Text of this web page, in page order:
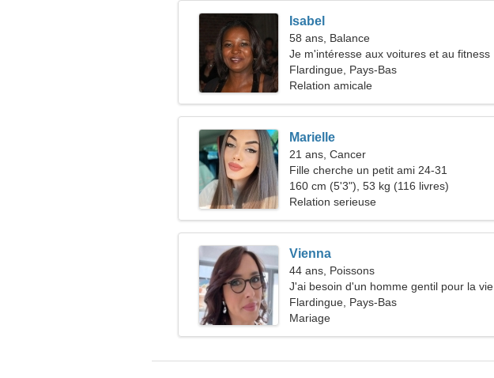
Isabel
58 ans, Balance
Je m'intéresse aux voitures et au fitness
Flardingue, Pays-Bas
Relation amicale
Marielle
21 ans, Cancer
Fille cherche un petit ami 24-31
160 cm (5'3"), 53 kg (116 livres)
Relation serieuse
Vienna
44 ans, Poissons
J'ai besoin d'un homme gentil pour la vie
Flardingue, Pays-Bas
Mariage